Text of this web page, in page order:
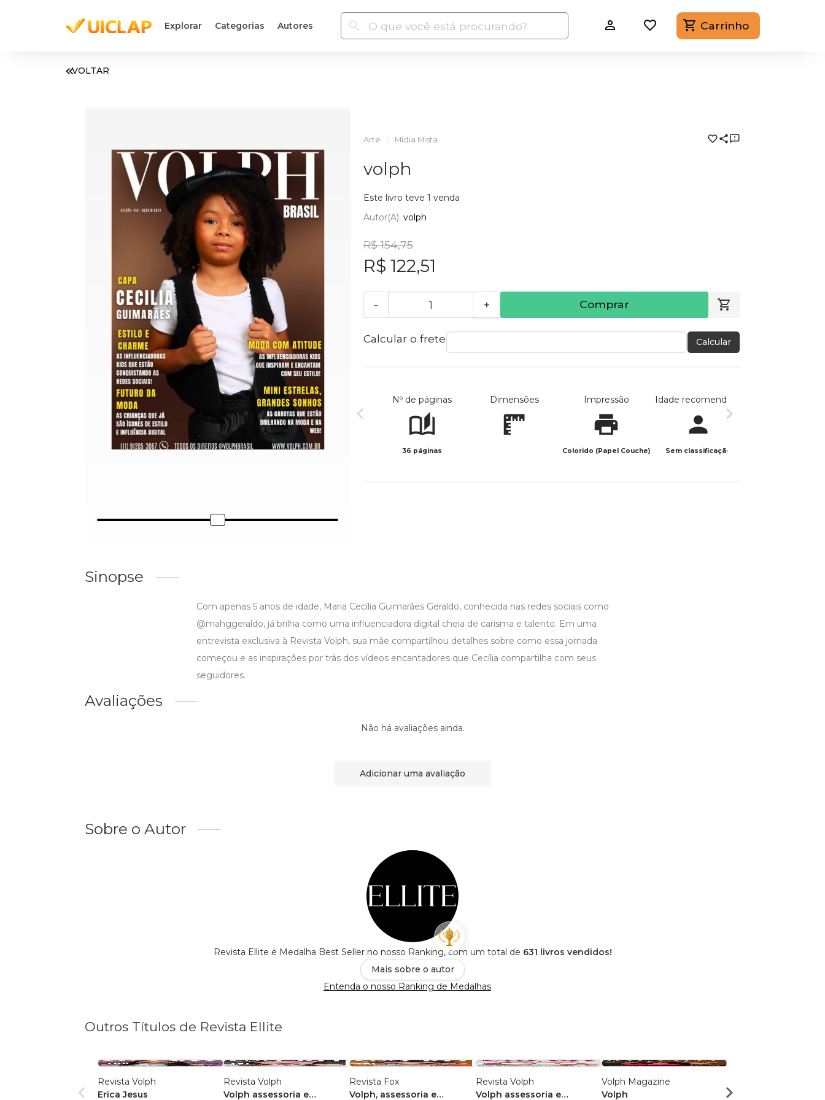
Explorar Categorias Autores Carrinho
VOLTAR
Arte Mídia Mista
volph
Este livro teve 1 venda
Autor(a): volph
R$ 154,75
R$ 122,51
- + Comprar
Calcular o frete Calcular
Nº de páginas
36 páginas
Dimensões Impressão
Colorido (Papel Couche)
Idade recomendada
Sem classificação
Sinopse
Com apenas 5 anos de idade, Maria Cecília Guimarães Geraldo, conhecida nas redes sociais como
@mahggeraldo, já brilha como uma influenciadora digital cheia de carisma e talento. Em uma
entrevista exclusiva à Revista Volph, sua mãe compartilhou detalhes sobre como essa jornada
começou e as inspirações por trás dos vídeos encantadores que Cecília compartilha com seus
seguidores.
Avaliações
Não há avaliações ainda.
Adicionar uma avaliação
Sobre o Autor
Revista Ellite é Medalha Best Seller no nosso Ranking, com um total de 631 livros vendidos!
Mais sobre o autor
Entenda o nosso Ranking de Medalhas
Outros Títulos de Revista Ellite
Revista Volph
Erica Jesus
Revista Volph
Volph assessoria e
Revista Fox
Volph, assessoria e
Revista Volph
Volph assessoria e
Volph Magazine
Volph
Volph